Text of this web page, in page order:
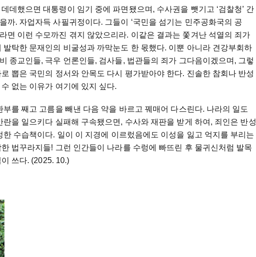
데했으면 대통령이 임기 중에 파면됐으며, 수사권을 뺏기고 ‘검찰청’ 간
까. 자업자득 사필귀정이다. 그들이 ‘국민을 섬기는 민주공화국의 공
면 이런 수모까진 겪지 않았으리라. 이같은 결과는 쫓겨난 석열의 죄가
탁한 문재인의 비굴성과 까막눈도 한 몫했다. 이뿐 아니라 견강부회하
종교인들, 극우 언론인들, 검사들, 법관들의 죄가 그다음이겠으며, 그렇
뽑은 국민의 정서와 안목도 다시 평가받아야 한다. 진솔한 참회나 반성
없는 이유가 여기에 있지 싶다.
를 째고 고름을 빼낸 다음 약을 바르고 꿰매어 다스린다. 나라의 일도
을 일으키다 실패해 구속됐으면, 수사와 재판을 받게 하여, 죄인은 반성
수습책이다. 일이 이 지경에 이르렀음에도 이성을 잃고 억지를 부리는
법꾸라지들! 그런 인간들이 나라를 수렁에 빠뜨린 후 물귀신처럼 발목
쓰다. (2025. 10.)